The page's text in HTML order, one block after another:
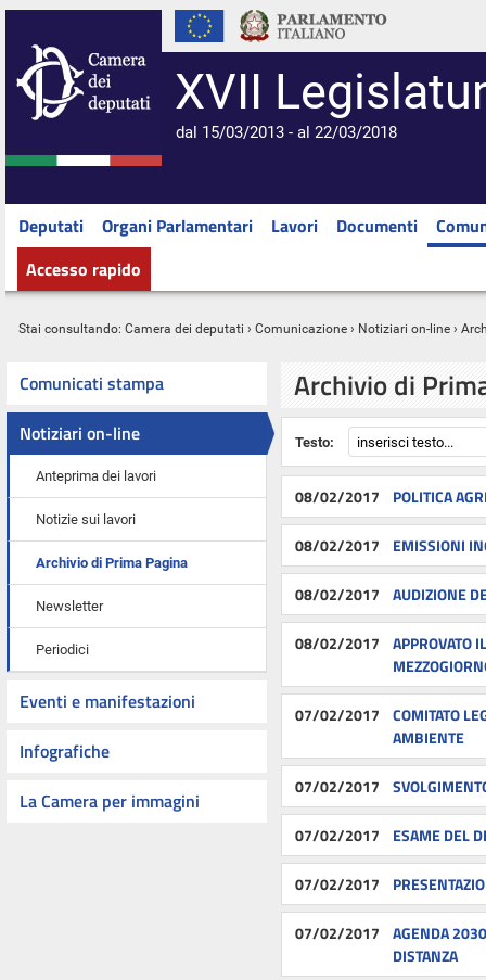
XVII
dal 15/03/2013 - al 22/03/2018
Deputati Organi Parlamentari Lavori Documenti
Accesso rapido
Stai consultando: Camera dei deputati › Comunicazione › Notiziari on-line ›
Comunicati stampa
Notiziari on-line
Anteprima dei lavori
Notizie sui lavori
Archivio di Prima Pagina
Newsletter
Periodici
Eventi e manifestazioni
Infografiche
La Camera per immagini
Archivio di
Testo:
08/02/2017 POLITICA
08/02/2017 EMISSIONI
08/02/2017 AUDIZIONE
08/02/2017
APPROVATO
07/02/2017
COMITATO
AMBIENTE
07/02/2017
07/02/2017 ESAME DEL
07/02/2017
07/02/2017
AGENDA
DISTANZA